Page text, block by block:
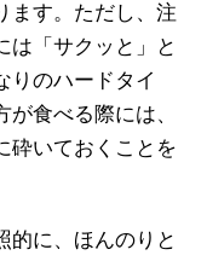
ます。ただし、注
は「サクッと」と
りのハードタイ
食べる際には、
砕いておくことを
的に、ほんのりと